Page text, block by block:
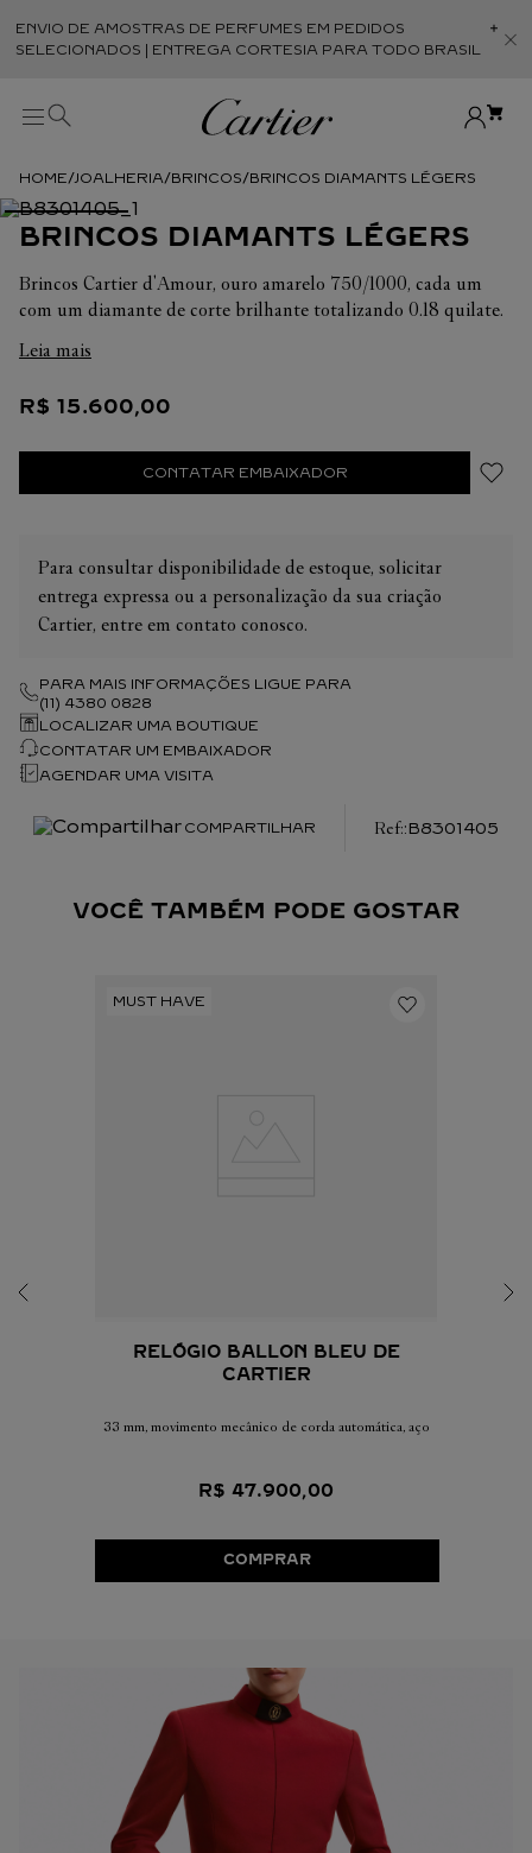
ENVIO DE AMOSTRAS DE PERFUMES EM PEDIDOS
SELECIONADOS | ENTREGA CORTESIA PARA TODO BRASIL
JOALHERIA BRINCOS BRINCOS DIAMANTS LÉGERS
BRINCOS DIAMANTS LÉGERS
Brincos Cartier d'Amour, ouro amarelo 750/1000, cada um
com um diamante de corte brilhante totalizando 0.18 quilate.
Leia mais
R$ 15.600,00
CONTATAR EMBAIXADOR
Para consultar disponibilidade de estoque, solicitar
entrega expressa ou a personalização da sua criação
Cartier, entre em contato conosco.
PARA MAIS INFORMAÇÕES LIGUE PARA
(11) 4380 0828
LOCALIZAR UMA BOUTIQUE
CONTATAR UM EMBAIXADOR
AGENDAR UMA VISITA
COMPARTILHAR :B8301405
VOCÊ TAMBÉM PODE GOSTAR
RELÓGIO BALLON BLEU DE
CARTIER
33 mm, movimento mecânico de corda automática, aço
R$ 47.900,00
COMPRAR